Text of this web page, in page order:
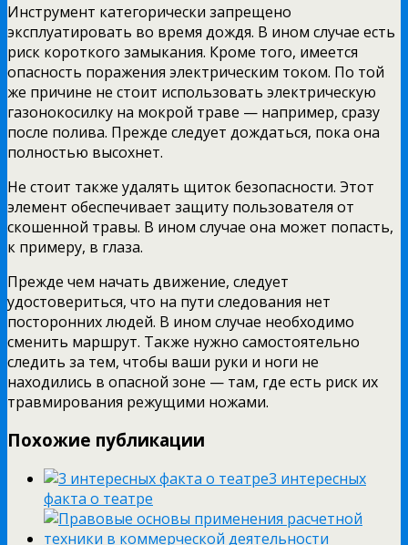
Инструмент категорически запрещено
эксплуатировать во время дождя. В ином случае есть
риск короткого замыкания. Кроме того, имеется
опасность поражения электрическим током. По той
же причине не стоит использовать электрическую
газонокосилку на мокрой траве — например, сразу
после полива. Прежде следует дождаться, пока она
полностью высохнет.
Не стоит также удалять щиток безопасности. Этот
элемент обеспечивает защиту пользователя от
скошенной травы. В ином случае она может попасть,
к примеру, в глаза.
Прежде чем начать движение, следует
удостовериться, что на пути следования нет
посторонних людей. В ином случае необходимо
сменить маршрут. Также нужно самостоятельно
следить за тем, чтобы ваши руки и ноги не
находились в опасной зоне — там, где есть риск их
травмирования режущими ножами.
Похожие публикации
3 интересных
факта о театре